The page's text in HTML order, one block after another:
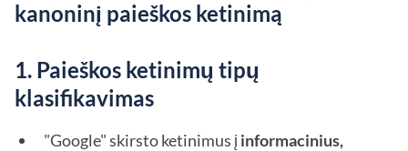
kanoninį paieškos ketinimą
1. Paieškos ketinimų tipų
klasifikavimas
"Google" skirsto ketinimus į informacinius,